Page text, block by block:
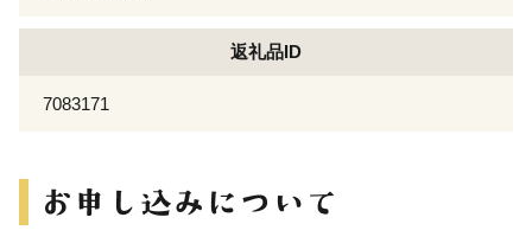
返礼品ID
7083171